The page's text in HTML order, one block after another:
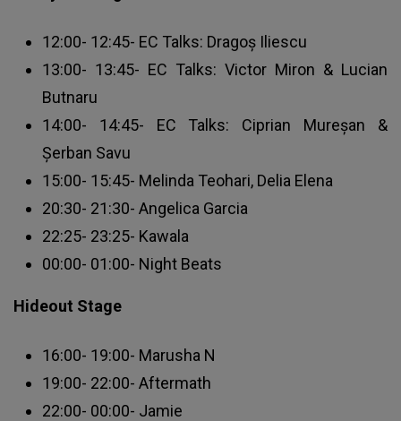
12:00- 12:45- EC Talks: Dragoș Iliescu
13:00- 13:45- EC Talks: Victor Miron & Lucian
Butnaru
14:00- 14:45- EC Talks: Ciprian Mureșan &
Șerban Savu
15:00- 15:45- Melinda Teohari, Delia Elena
20:30- 21:30- Angelica Garcia
22:25- 23:25- Kawala
00:00- 01:00- Night Beats
Hideout Stage
16:00- 19:00- Marusha N
19:00- 22:00- Aftermath
22:00- 00:00- Jamie